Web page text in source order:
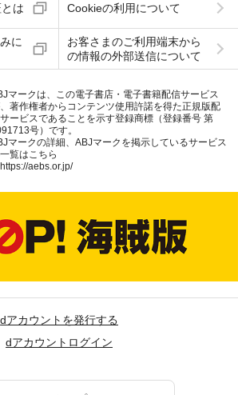
は Cookieの利用について
に
お客さまのご利用端末から
の情報の外部送信について
マークは、この電子書店・電子書籍配信サービス
著作権者からコンテンツ使用許諾を得た正規版配
ービスであることを示す登録商標（登録番号 第
号）です。
マークの詳細、ABJマークを掲示しているサービス
覧はこちら
https://aebs.or.jp/
dアカウントを発行する
dアカウントログイン